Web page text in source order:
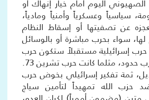
الصهيوني اليوم أمام خيار إنهاك أو
سياسياً وعسكرياً وأمنياً ومادياً،
عن تصفيتها أو إسقاط النظام
لها، سواء بحرب مباشرة أو بالوسائل
حرب إسرائيلية مستقبلاً ستكون حرب
مثلما كانت حرب تشرين 73.
ثمة تفكير إسرائيلي بخوض حرب
حزب الله تمهيداً لتأمين سياج